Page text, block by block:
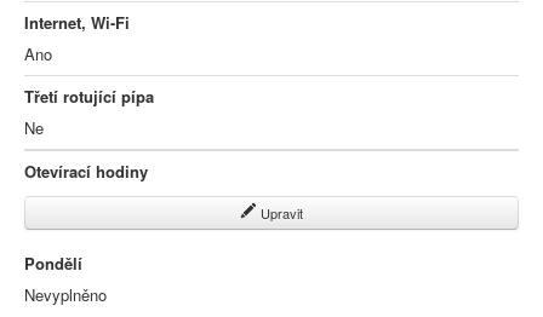
Internet, Wi-Fi
Ano
Třetí rotující pípa
Ne
Otevírací hodiny
Upravit
Pondělí
Nevyplněno